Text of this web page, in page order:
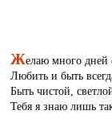
Желаю много дней
Любить и быть
Быть чистой,
Тебя я знаю лишь